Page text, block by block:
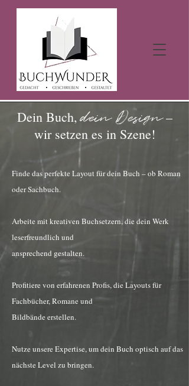
Dein Buch,dein Design–
wir setzen es in Szene!
Finde das perfekte Layout für dein Buch – ob Roman
oder Sachbuch.
Arbeite mit kreativen Buchsetzern, die dein Werk
leserfreundlich und
ansprechend gestalten.
​Profitiere von erfahrenen Profis, die Layouts für
Fachbücher, Romane und
Bildbände erstellen.
Nutze unsere Expertise, um dein Buch optisch auf das
nächste Level zu bringen.